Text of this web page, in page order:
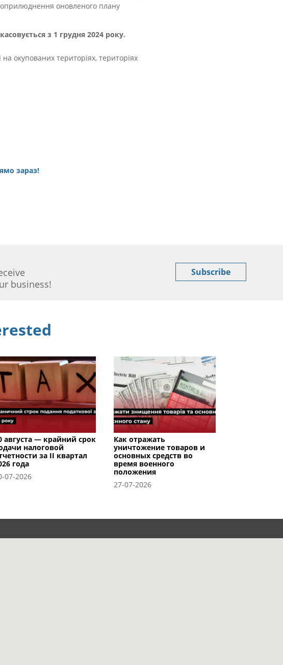
оприлюднення оновленого плану
з 1 грудня 2024 року.
окупованих територіях, територіях
зараз!
business!
Subscribe
августа — крайний срок
налоговой
за II квартал
года
07-2026
Как отражать
уничтожение товаров и
основных средств во
время военного
положения
27-07-2026